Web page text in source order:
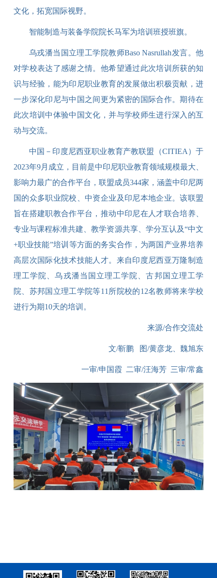
文化，拓宽国际视野。
智能制造与装备学院院长马军为培训班授班旗。
乌戎潘当国立理工学院教师Baso Nasrullah发言。他
对学校表达了感谢之情。 他希望通过此次培训所获的知
识与经验，能为印尼职业教育的发展做出积极贡献，进
一步深化印尼与中国之间更为紧密的国际合作。期待在
此次培训中体验中国文化，并与学校师生进行深入的互
动与交流。
中国－印度尼西亚职业教育产教联盟（CITIEA）于
2023年9月成立，目前是中印尼职业教育领域规模最大、
影响力最广的合作平台 ，联盟成员344家，涵盖中印尼两
国的众多职业院校、中资企业及印尼本地企业。该联盟
旨在搭建职教合作平台，推动中印尼在人才联合培养、
专业与课程标准共建、教学资源共享、学分互认及“中文
+职业技能”培训等方面的务实合作，为两国产业界培养
高层次国际化技术技能人才。 来自印度尼西亚万隆制造
理工学院、乌戎潘当国立理工学院、古邦国立理工学
院、苏邦国立理工学院等11所院校的12名教师将来学校
进行为期10天的培训。
来源/合作交流处
文/靳鹏 图/黄彦龙、魏旭东
一审/申国霞 二审/汪海芳 三审/常鑫